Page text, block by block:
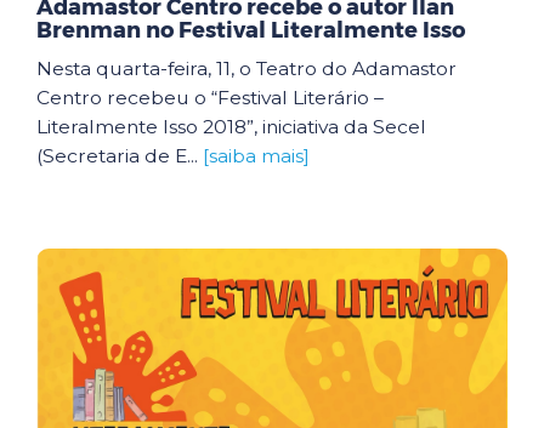
Adamastor Centro recebe o autor Ilan
Brenman no Festival Literalmente Isso
Nesta quarta-feira, 11, o Teatro do Adamastor
Centro recebeu o “Festival Literário –
Literalmente Isso 2018”, iniciativa da Secel
(Secretaria de E... [saiba mais]